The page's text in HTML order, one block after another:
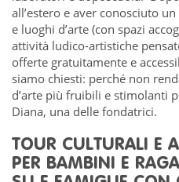
all’estero e aver conosciuto
e luoghi d’arte (con spazi
attività ludico-artistiche
offerte gratuitamente e
siamo chiesti: perché non
d’arte più fruibili e stimolanti
Diana, una delle fondatrici.
TOUR CULTURALI E
PER BAMBINI E